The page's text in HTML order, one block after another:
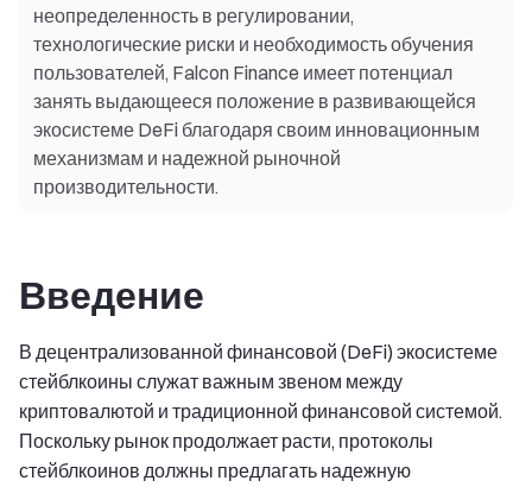
неопределенность в регулировании,
технологические риски и необходимость обучения
пользователей, Falcon Finance имеет потенциал
занять выдающееся положение в развивающейся
экосистеме DeFi благодаря своим инновационным
механизмам и надежной рыночной
производительности.
Введение
В децентрализованной финансовой (DeFi) экосистеме
стейблкоины служат важным звеном между
криптовалютой и традиционной финансовой системой.
Поскольку рынок продолжает расти, протоколы
стейблкоинов должны предлагать надежную